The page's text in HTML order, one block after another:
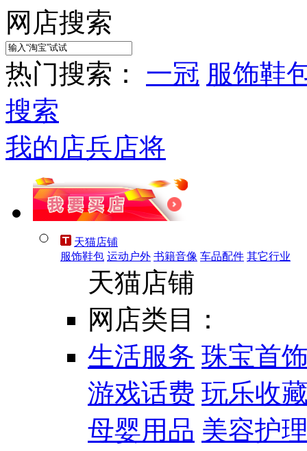
网店搜索
热门搜索： 一冠 服饰鞋
搜索
我的店兵店将
天猫店铺
服饰鞋包 运动户外 书籍音像 车品配件 其它行业
天猫店铺
网店类目：
生活服务 珠宝首
游戏话费 玩乐收
母婴用品 美容护